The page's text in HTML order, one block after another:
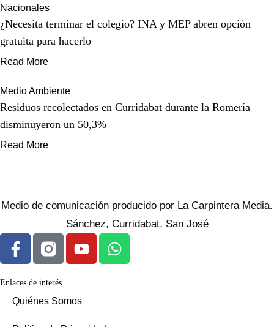
Nacionales
¿Necesita terminar el colegio? INA y MEP abren opción
gratuita para hacerlo
Read More
Medio Ambiente
Residuos recolectados en Curridabat durante la Romería
disminuyeron un 50,3%
Read More
Medio de comunicación producido por La Carpintera Media.
Sánchez, Curridabat, San José
Enlaces de interés
Quiénes Somos